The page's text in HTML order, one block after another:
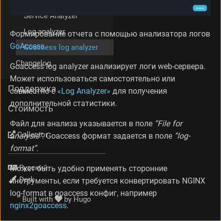
Формирование отчета с помощью анализатора логов
GoAccess.
Goaccess log analyzer анализирует логи web-сервера.
Может использоваться самостоятельно или
совместно с «Log Analyzer» для получения
дополнительной статистики.
Файл для анализа указывается в поле “File for
analysis”. Goaccess формат задается в поле “log-
format”.
Может быть удобно применять сторонние
инструменты, если требуется конвертировать NGINX
log-format в goaccess конфиг, например
nginx2goaccess.
Service Analyzer
Log analyzer
Goaccess log analyzer
Changelog
Поддержка
Стоимость
Collector
Язык
Тема
Built with by Hugo